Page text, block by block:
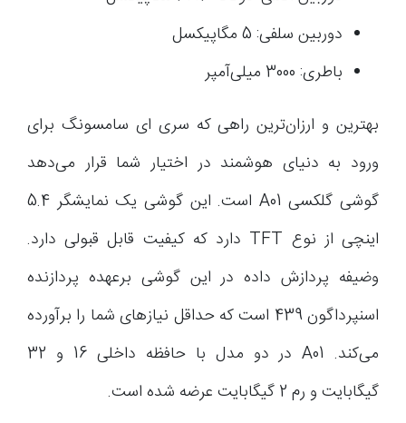
دوربین سلفی: 5 مگاپیکسل
باطری: 3000 میلی‌آمپر
بهترین و ارزان‌ترین راهی که سری ای سامسونگ برای
ورود به دنیای هوشمند در اختیار شما قرار می‌دهد
گوشی گلکسی A01 است. این گوشی یک نمایشگر 5.4
اینچی از نوع TFT دارد که کیفیت قابل قبولی دارد.
وضیفه پردازش داده در این گوشی برعهده پردازنده
اسنپرداگون 439 است که حداقل نیازهای شما را برآورده
می‌کند. A01 در دو مدل با حافظه داخلی 16 و 32
گیگابایت و رم 2 گیگابایت عرضه شده است.